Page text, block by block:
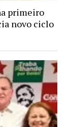
primeiro
novo ciclo